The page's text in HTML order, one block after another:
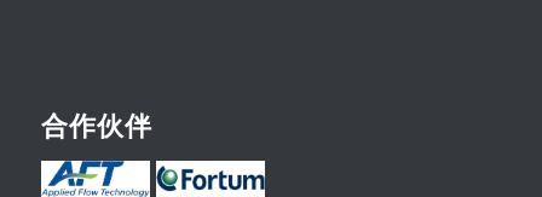
合作伙伴